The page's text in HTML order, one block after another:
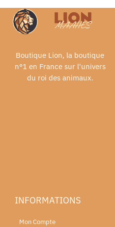
Boutique Lion, la boutique
n°1 en France sur l'univers
du roi des animaux.
INFORMATIONS
Mon Compte